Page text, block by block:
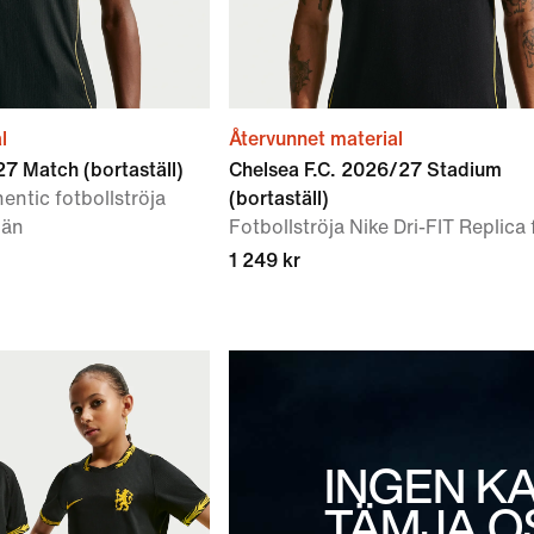
Match (bortaställ)
fotbollströja
Återvunnet material
Chelsea F.C. 2026/27 Stadium
(bortaställ)
Fotbollströja Nike Dri-FIT Replica
1 249 kr
INGEN